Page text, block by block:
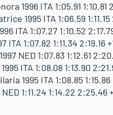
1996 ITA 1:05.91 1:10.81
1995 ITA 1:06.59 1:11.15
ITA 1:07.27 1:10.52
ITA 1:07.82 1:11.34 2:19.16
NED 1:07.83 1:12.61
ITA 1:08.08 1:13.90
1995 ITA 1:08.85
1:11.24 1:14.22 2:25.46